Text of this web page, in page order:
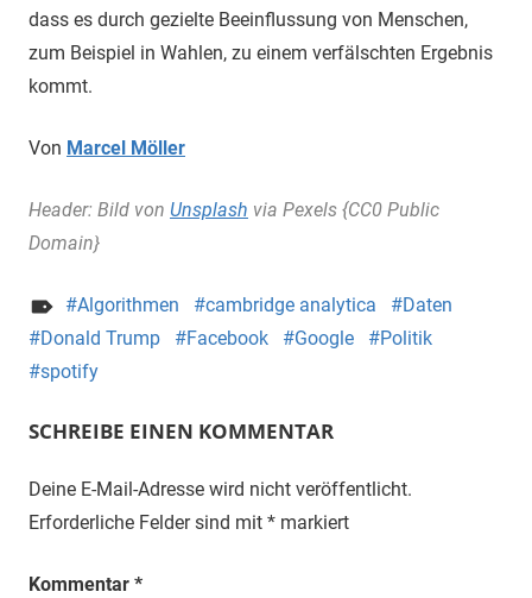
dass es durch gezielte Beeinflussung von Menschen,
zum Beispiel in Wahlen, zu einem verfälschten Ergebnis
kommt.
Von Marcel Möller
Header: Bild von Unsplash via Pexels {CC0 Public
Domain}
Algorithmen cambridge analytica
Daten
Donald Trump
Facebook Google
Politik
spotify
SCHREIBE EINEN KOMMENTAR
Deine E-Mail-Adresse wird nicht veröffentlicht.
Erforderliche Felder sind mit * markiert
Kommentar *